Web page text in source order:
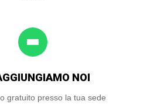
NOI
gratuito presso la tua sede